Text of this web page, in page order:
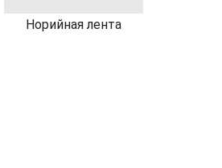
Норийная лента